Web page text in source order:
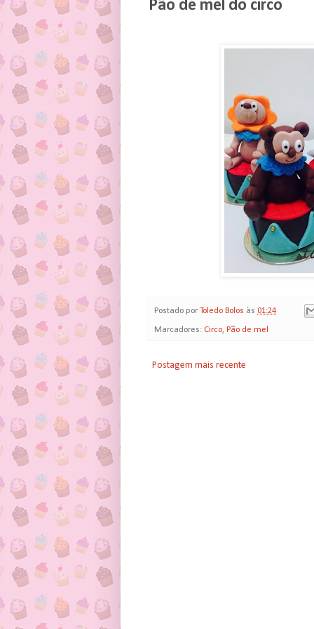
Pão de mel do circo
Postado por Toledo Bolos às 01:24
Marcadores: Circo, Pão de mel
Postagem mais recente